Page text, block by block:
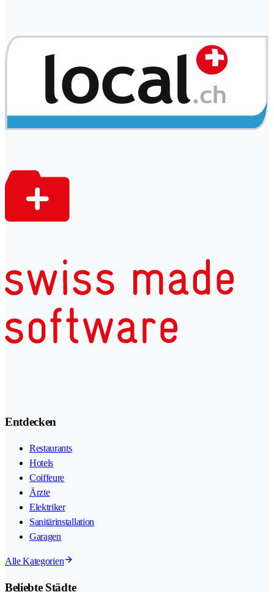
Entdecken
Restaurants
Hotels
Coiffeure
Ärzte
Elektriker
Sanitärinstallation
Garagen
Alle Kategorien
Beliebte Städte